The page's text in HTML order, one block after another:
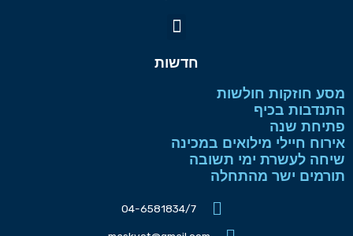
תפריט
חדשות
מסע חוזקות חולשות
התנדבות בכיף
פתיחת שנה
אירוח חיילי מילואים במכינה
שיחה לעשרת ימי תשובה
תורמים ישר מהתחלה
04-6581834/7